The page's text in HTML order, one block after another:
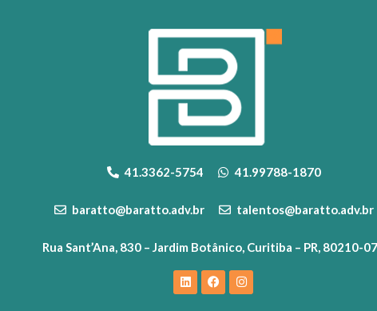
41.3362-5754 41.99788-1870
baratto@baratto.adv.br talentos@baratto.adv.br
Rua Sant’Ana, 830 – Jardim Botânico, Curitiba – PR, 80210-